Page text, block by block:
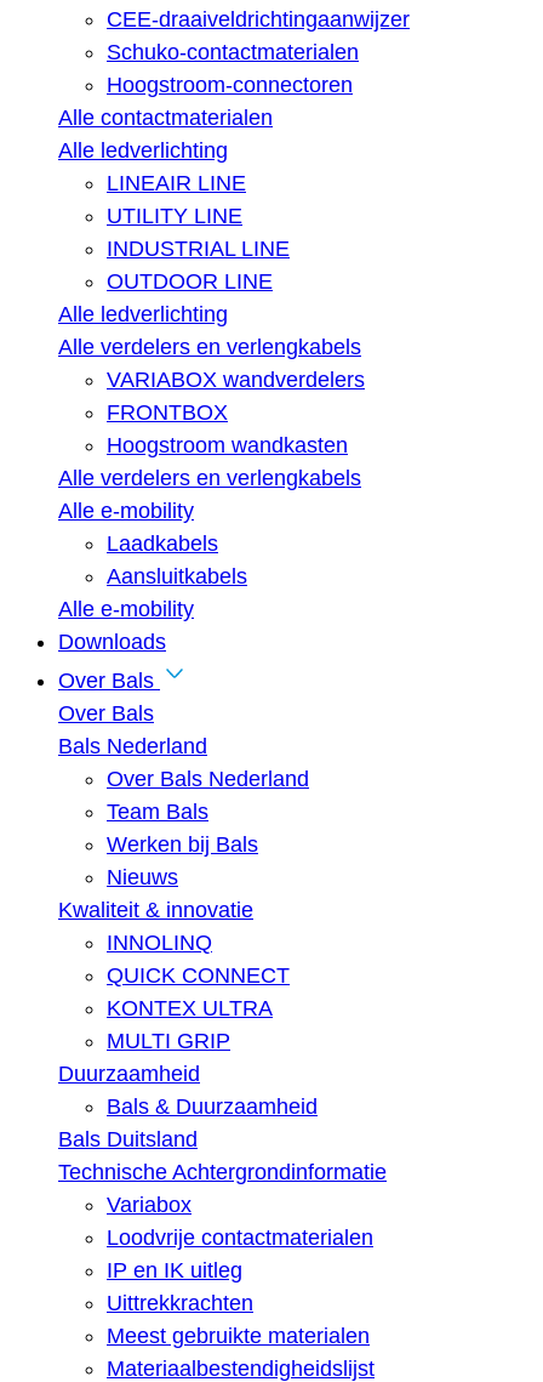
CEE-draaiveldrichtingaanwijzer
Schuko-contactmaterialen
Hoogstroom-connectoren
Alle contactmaterialen
Alle ledverlichting
LINEAIR LINE
UTILITY LINE
INDUSTRIAL LINE
OUTDOOR LINE
Alle ledverlichting
Alle verdelers en verlengkabels
VARIABOX wandverdelers
FRONTBOX
Hoogstroom wandkasten
Alle verdelers en verlengkabels
Alle e-mobility
Laadkabels
Aansluitkabels
Alle e-mobility
Downloads
Over Bals
Over Bals
Bals Nederland
Over Bals Nederland
Team Bals
Werken bij Bals
Nieuws
Kwaliteit & innovatie
INNOLINQ
QUICK CONNECT
KONTEX ULTRA
MULTI GRIP
Duurzaamheid
Bals & Duurzaamheid
Bals Duitsland
Technische Achtergrondinformatie
Variabox
Loodvrije contactmaterialen
IP en IK uitleg
Uittrekkrachten
Meest gebruikte materialen
Materiaalbestendigheidslijst